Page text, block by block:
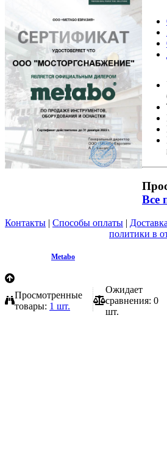
Все
Контакты | Способы оплаты | Доставка
политики в
Metabo
Просмотренные
товары: 1 шт.
Ожидает
сравнения: 0
шт.